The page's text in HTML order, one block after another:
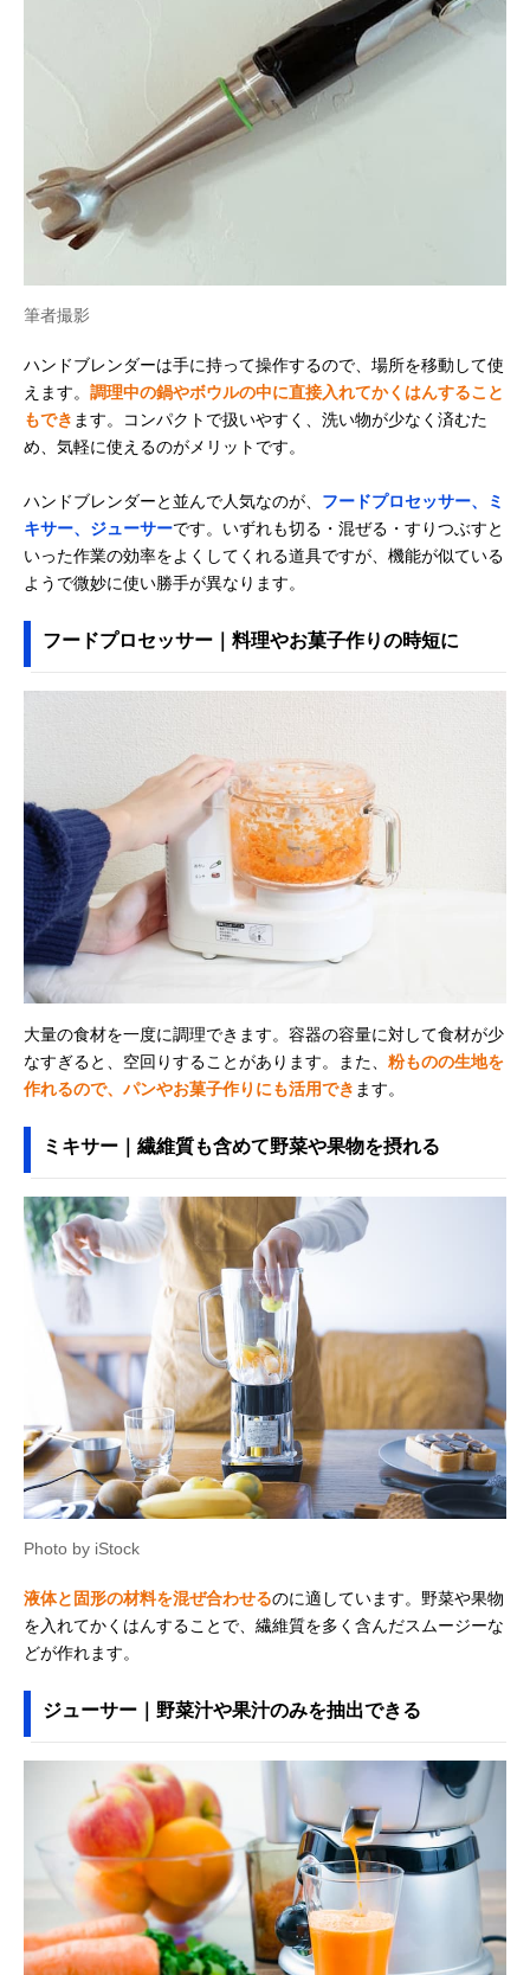
筆者撮影
ハンドブレンダーは手に持って操作するので、場所を移動して使
えます。 調理中の鍋やボウルの中に直接入れてかくはんすること
もでき ます。コンパクトで扱いやすく、洗い物が少なく済むた
め、気軽に使えるのがメリットです。
ハンドブレンダーと並んで人気なのが、 フードプロセッサー、ミ
キサー、ジューサーです。いずれも切る・混ぜる・すりつぶすと
いった作業の効率をよくしてくれる道具ですが、機能が似ている
ようで微妙に使い勝手が異なります。
フードプロセッサー｜料理やお菓子作りの時短に
大量の食材を一度に調理できます。容器の容量に対して食材が少
なすぎると、空回りすることがあります。また、 粉ものの生地を
作れるので、パンやお菓子作りにも活用でき ます。
ミキサー｜繊維質も含めて野菜や果物を摂れる
Photo by iStock
液体と固形の材料を混ぜ合わせるのに適しています。野菜や果物
を入れてかくはんすることで、繊維質を多く含んだスムージーな
どが作れます。
ジューサー｜野菜汁や果汁のみを抽出できる